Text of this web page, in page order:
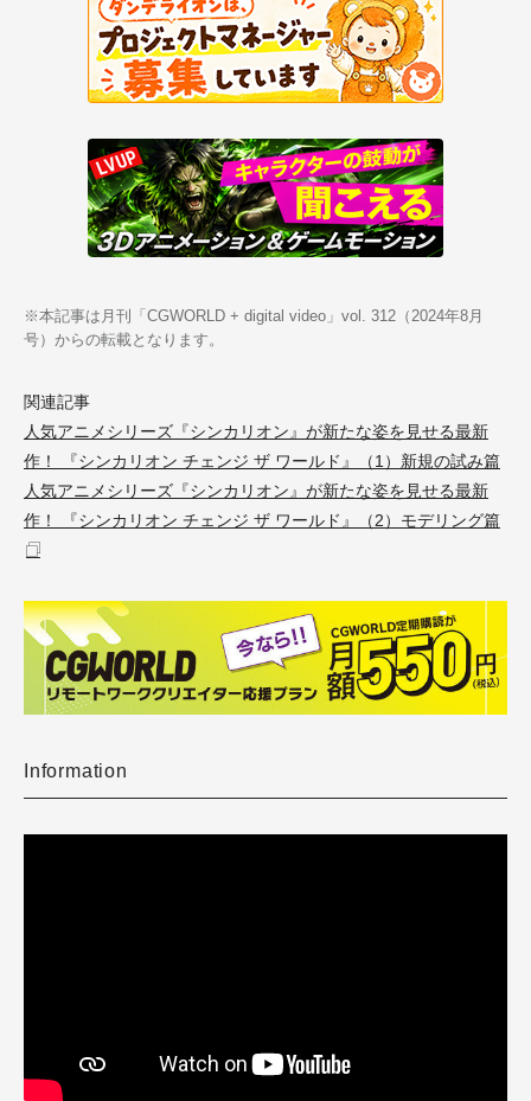
※本記事は月刊「CGWORLD + digital video」vol. 312（2024年8月
号）からの転載となります。
関連記事
人気アニメシリーズ『シンカリオン』が新たな姿を見せる最新
作！ 『シンカリオン チェンジ ザ ワールド』（1）新規の試み篇
人気アニメシリーズ『シンカリオン』が新たな姿を見せる最新
作！ 『シンカリオン チェンジ ザ ワールド』（2）モデリング篇
Information